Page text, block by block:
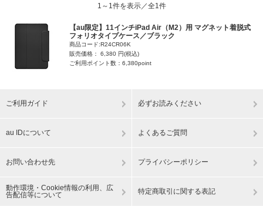
1～1件を表示／全1件
【au限定】11インチiPad Air（M2）用 マグネット着脱式
フォリオタイプケース／ブラック
商品コード:R24CR06K
販売価格： 6,380 円(税込)
ご利用ポイント数：6,380point
ご利用ガイド 必ずお読みください
au IDについて よくあるご質問
お問い合わせ先 プライバシーポリシー
動作環境・Cookie情報の利用、広
告配信等について
特定商取引に関する表記